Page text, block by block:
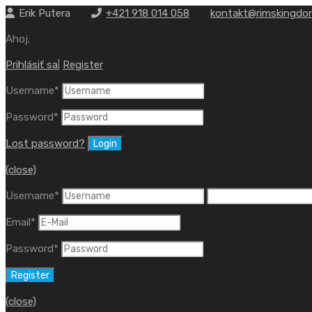
Erik Putera +421 918 014 058
Ahoj.
Prihlásiť sa Register
Username*
Password*
Lost password?
(close)
Username*
Email*
Password*
(close)